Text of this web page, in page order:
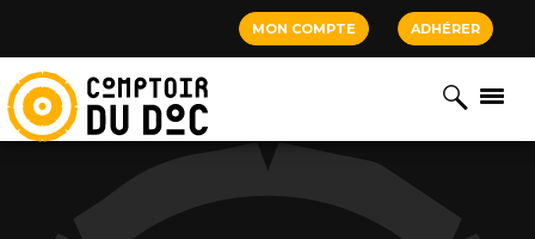
MON COMPTE ADHÉRER
Cookies management panel